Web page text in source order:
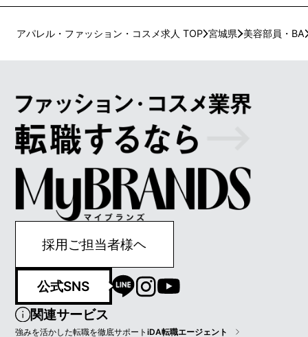
アパレル・ファッション・コスメ求人 TOP 宮城県 美容部員・BA
採用ご担当者様ヘ
公式SNS
関連サービス
強みを活かした転職を徹底サポートiDA転職エージェント